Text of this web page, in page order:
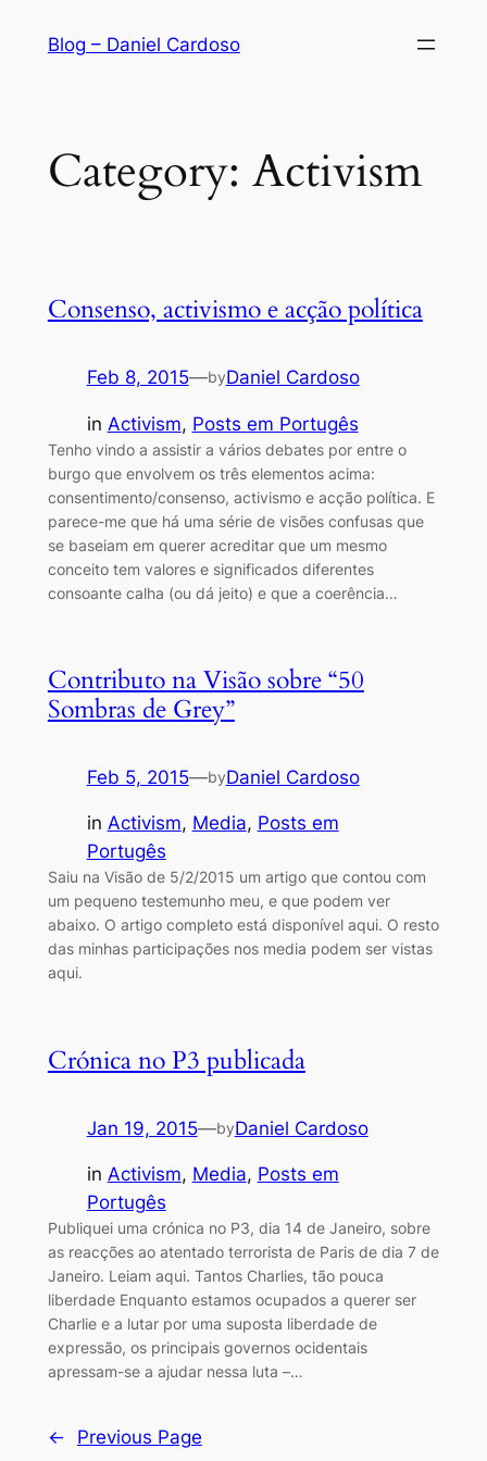
Blog – Daniel Cardoso
Category: Activism
Consenso, activismo e acção política
Feb 8, 2015—byDaniel Cardoso
in Activism, Posts em Portugês
Tenho vindo a assistir a vários debates por entre o
burgo que envolvem os três elementos acima:
consentimento/consenso, activismo e acção política. E
parece-me que há uma série de visões confusas que
se baseiam em querer acreditar que um mesmo
conceito tem valores e significados diferentes
consoante calha (ou dá jeito) e que a coerência…
Contributo na Visão sobre “50
Sombras de Grey”
Feb 5, 2015—byDaniel Cardoso
in Activism, Media, Posts em
Portugês
Saiu na Visão de 5/2/2015 um artigo que contou com
um pequeno testemunho meu, e que podem ver
abaixo. O artigo completo está disponível aqui. O resto
das minhas participações nos media podem ser vistas
aqui.
Crónica no P3 publicada
Jan 19, 2015—byDaniel Cardoso
in Activism, Media, Posts em
Portugês
Publiquei uma crónica no P3, dia 14 de Janeiro, sobre
as reacções ao atentado terrorista de Paris de dia 7 de
Janeiro. Leiam aqui. Tantos Charlies, tão pouca
liberdade Enquanto estamos ocupados a querer ser
Charlie e a lutar por uma suposta liberdade de
expressão, os principais governos ocidentais
apressam-se a ajudar nessa luta –…
← Previous Page